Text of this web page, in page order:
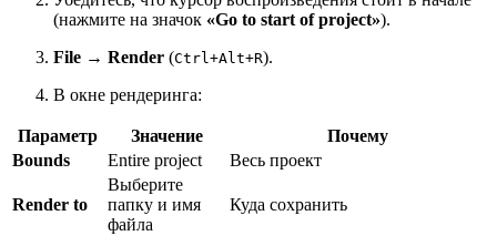
(нажмите на значок «Go to start of project»).
File → Render (Ctrl+Alt+R).
В окне рендеринга:
Параметр Значение
Почему
Bounds
Entire project Весь проект
Render to
Выберите
папку и имя
файла
Куда сохранить